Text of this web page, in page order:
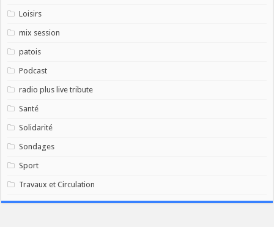
Loisirs
mix session
patois
Podcast
radio plus live tribute
Santé
Solidarité
Sondages
Sport
Travaux et Circulation